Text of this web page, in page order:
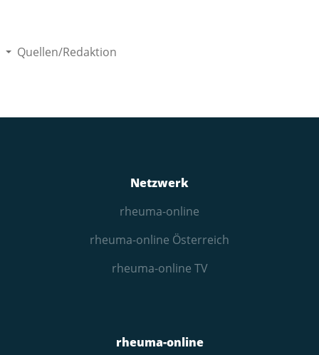
Quellen/Redaktion
Netzwerk
rheuma-online
rheuma-online Österreich
rheuma-online TV
rheuma-online